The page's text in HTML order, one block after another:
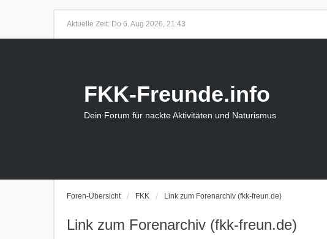
Aktuelle Zeit: Do 6. Aug 2026, 21:43
FKK-Freunde.info
Dein Forum für nackte Aktivitäten und Naturismus
Foren-Übersicht FKK Link zum Forenarchiv (fkk-freun.de)
Link zum Forenarchiv (fkk-freun.de)